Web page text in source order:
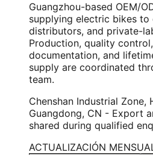
Guangzhou-based OEM/
supplying electric bikes to
distributors, and private-
Production, quality
documentation, and
supply are coordinated
team.
Chenshan Industrial Zone,
Guangdong, CN - Export
shared during qualified
ACTUALIZACIÓN